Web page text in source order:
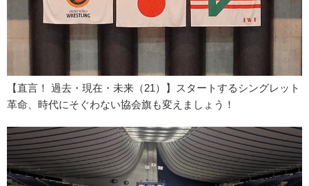
【直言！ 過去・現在・未来（21）】スタートするシングレット
革命、時代にそぐわない協会旗も変えましょう！